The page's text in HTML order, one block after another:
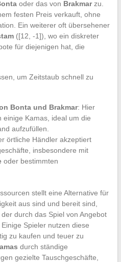
oder das von Brakmarzu.
festen Preis verkauft, ohne
Ein weiterer oft übersehener
([12, -1]), wo ein diskreter
für diejenigen hat, die
um Zeitstaub schnell zu
Bonta und Brakmar: Hier
Kamas, ideal um die
aufzufüllen.
örtliche Händler akzeptiert
insbesondere mit
oder bestimmten
stellt eine Alternative für
aus sind und bereit sind,
durch das Spiel von Angebot
Spieler nutzen diese
zu kaufen und teuer zu
durch ständige
gezielte Tauschgeschäfte,